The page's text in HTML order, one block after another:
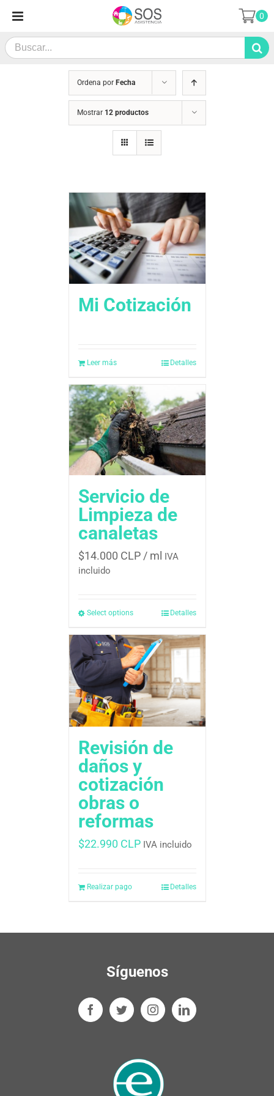
contenido
Search
for:
0
Ordena por Fecha
Mostrar 12 productos
Mi Cotización
Leer más Detalles
Servicio de
Limpieza de
canaletas
$14.000 CLP/ ml IVA
incluido
Select options Detalles
Revisión de
daños y
cotización 
obras o
reformas
$22.990 CLP IVA incluido
Realizar pago Detalles
Síguenos